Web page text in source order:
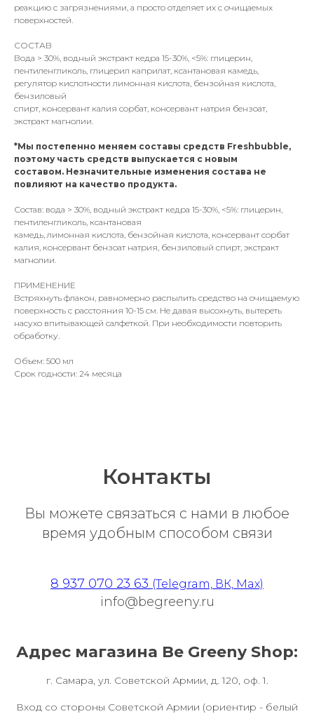
реакцию с загрязнениями, а просто отделяет их с очищаемых
поверхностей.
СОСТАВ
Вода > 30%, водный экстракт кедра 15-30%, <5%: глицерин,
пентиленгликоль, глицерил каприлат, ксантановая камедь,
регулятор кислотности лимонная кислота, бензойная кислота,
бензиловый
спирт, консервант калия сорбат, консервант натрия бензоат,
экстракт магнолии.
*Мы постепенно меняем составы средств Freshbubble,
поэтому часть средств выпускается с новым
составом. Незначительные изменения состава не
повлияют на качество продукта.
Состав: вода > 30%, водный экстракт кедра 15-30%, <5%: глицерин,
пентиленгликоль, ксантановая
камедь, лимонная кислота, бензойная кислота, консервант сорбат
калия, консервант бензоат натрия, бензиловый спирт, экстракт
магнолии.
ПРИМЕНЕНИЕ
Встряхнуть флакон, равномерно распылить средство на очищаемую
поверхность с расстояния 10-15 см. Не давая высохнуть, вытереть
насухо впитывающей салфеткой. При необходимости повторить
обработку.
Объем: 500 мл
Срок годности: 24 месяца
Контакты
Вы можете связаться с нами в любое
время удобным способом связи
8 937 070 23 63 (Telegram, ВК, Max)
info@begreeny.ru
Адрес магазина Be Greeny Shop:
г. Самара, ул. Советской Армии, д. 120, оф. 1.
Вход со стороны Советской Армии (ориентир - белый